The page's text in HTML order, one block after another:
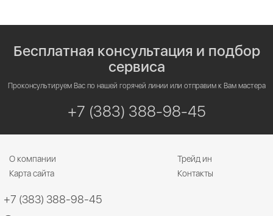
Бесплатная консультация и подбор
сервиса
Проконсультируем Вас по нашей горячей линии или отправим к Вам мастера
+7 (383) 388-98-45
О компании
Трейд ин
Карта сайта
Контакты
+7 (383) 388-98-45